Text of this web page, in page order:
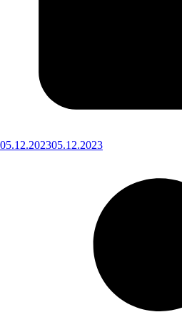
05.12.202305.12.2023